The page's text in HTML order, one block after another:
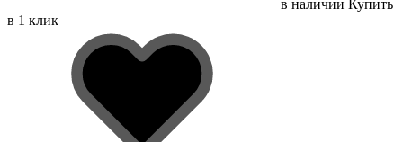
в наличии Купить
в 1 клик